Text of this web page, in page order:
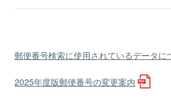
郵便番号検索に使用されているデータに
2025年度版郵便番号の変更案内